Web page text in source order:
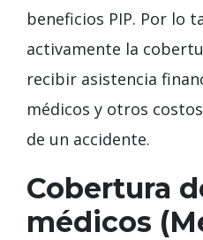
beneficios PIP. Por lo
activamente la
recibir asistencia
médicos y otros
de un accidente.
Cobertura
médicos